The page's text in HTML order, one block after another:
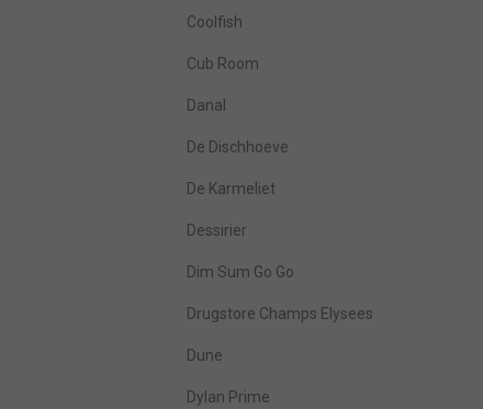
Coolfish
Cub Room
Danal
De Dischhoeve
De Karmeliet
Dessirier
Dim Sum Go Go
Drugstore Champs Elysees
Dune
Dylan Prime